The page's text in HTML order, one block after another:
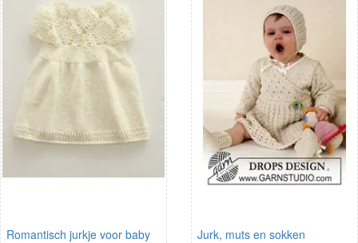
Romantisch jurkje voor baby Jurk, muts en sokken